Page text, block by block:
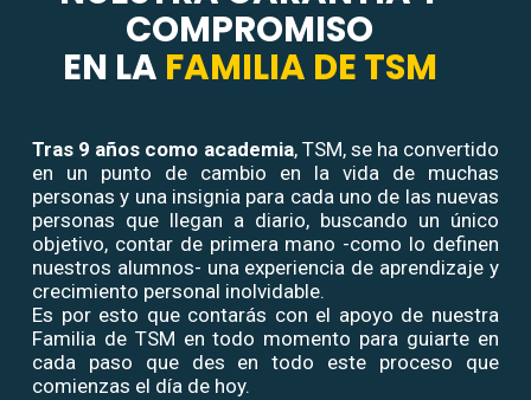
COMPROMISO
EN LA FAMILIA DE TSM
Tras 9 años como academia, TSM, se ha convertido
en un punto de cambio en la vida de muchas
personas y una insignia para cada uno de las nuevas
personas que llegan a diario, buscando un único
objetivo, contar de primera mano -como lo definen
nuestros alumnos- una experiencia de aprendizaje y
crecimiento personal inolvidable.
Es por esto que contarás con el apoyo de nuestra
Familia de TSM en todo momento para guiarte en
cada paso que des en todo este proceso que
comienzas el día de hoy.